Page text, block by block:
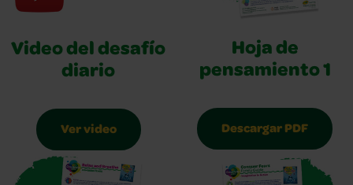
Video del desafío
diario
Ver video
Hoja de
pensamiento 1
Descargar PDF